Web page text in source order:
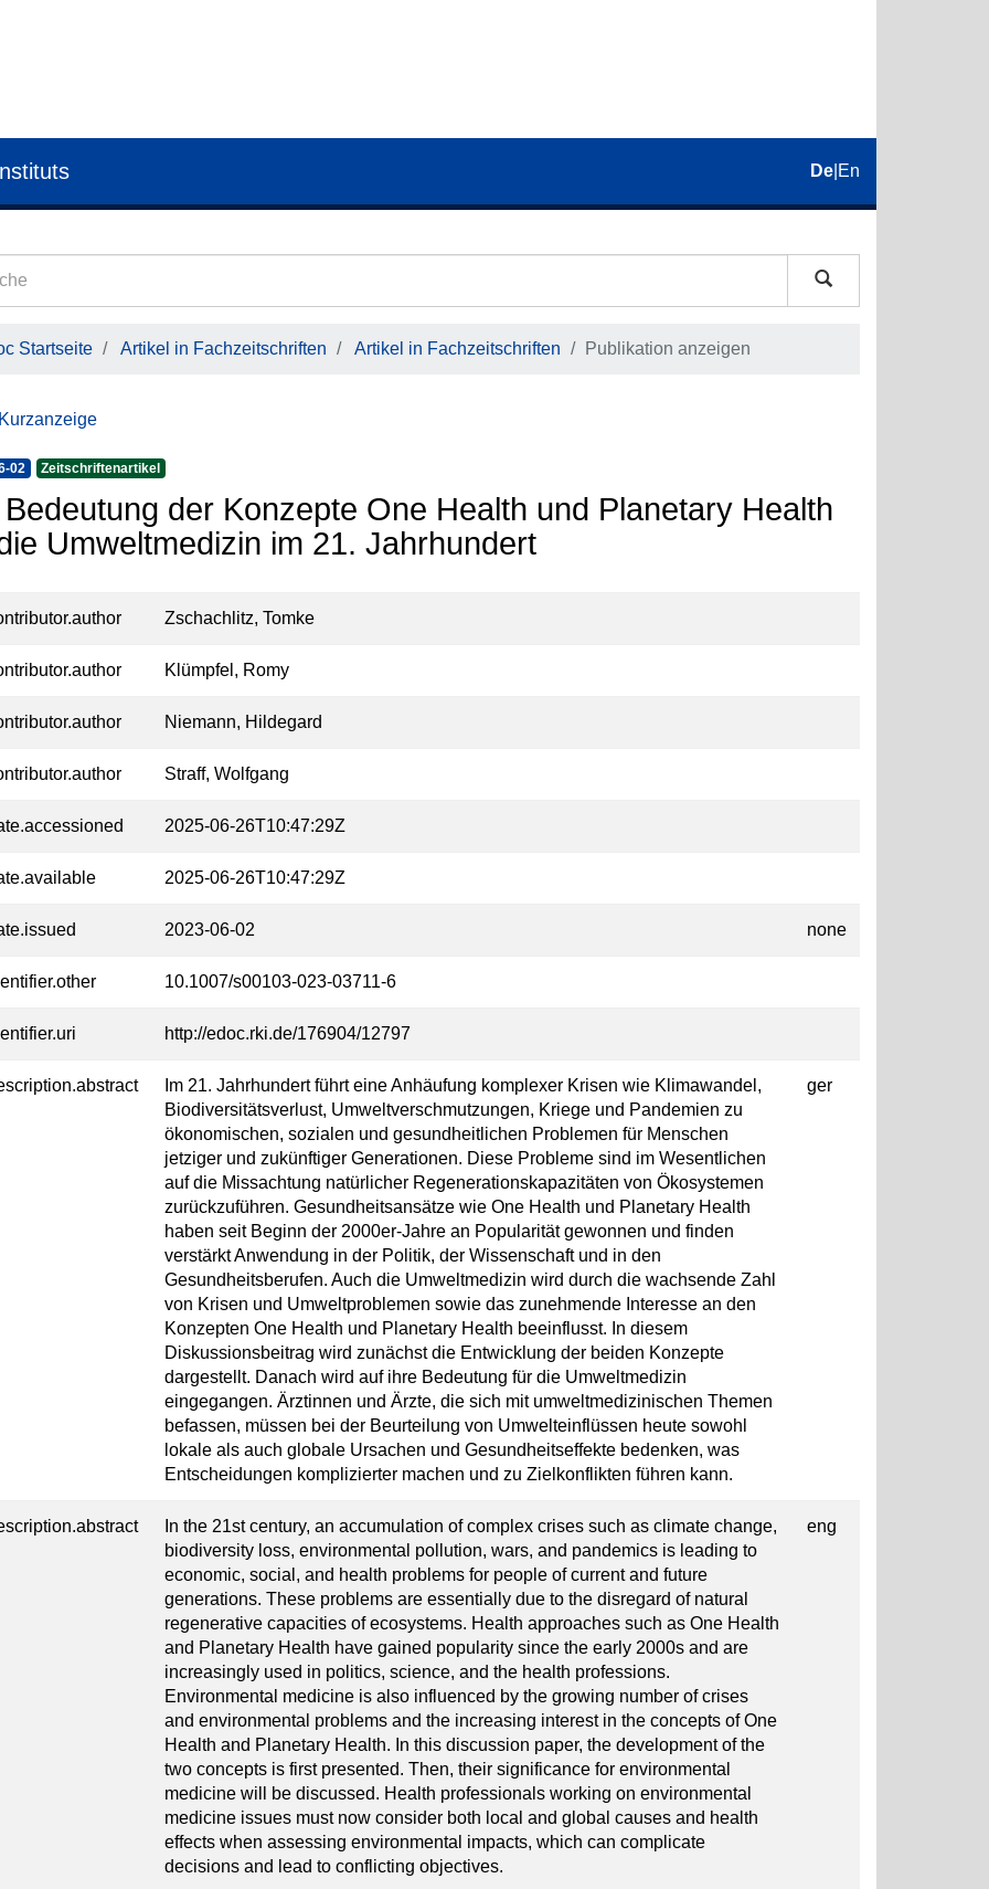
De En
Startseite Artikel in Fachzeitschriften Artikel in Fachzeitschriften Publikation anzeigen
02 Zeitschriftenartikel
Bedeutung der Konzepte One Health und Planetary Health
Umweltmedizin im 21. Jahrhundert
Zschachlitz, Tomke
Klümpfel, Romy
Niemann, Hildegard
Straff, Wolfgang
2025-06-26T10:47:29Z
2025-06-26T10:47:29Z
2023-06-02 none
10.1007/s00103-023-03711-6
http://edoc.rki.de/176904/12797
Im 21. Jahrhundert führt eine Anhäufung komplexer Krisen wie Klimawandel,
Biodiversitätsverlust, Umweltverschmutzungen, Kriege und Pandemien zu
ökonomischen, sozialen und gesundheitlichen Problemen für Menschen
jetziger und zukünftiger Generationen. Diese Probleme sind im Wesentlichen
auf die Missachtung natürlicher Regenerationskapazitäten von Ökosystemen
zurückzuführen. Gesundheitsansätze wie One Health und Planetary Health
haben seit Beginn der 2000er-Jahre an Popularität gewonnen und finden
verstärkt Anwendung in der Politik, der Wissenschaft und in den
Gesundheitsberufen. Auch die Umweltmedizin wird durch die wachsende Zahl
von Krisen und Umweltproblemen sowie das zunehmende Interesse an den
Konzepten One Health und Planetary Health beeinflusst. In diesem
Diskussionsbeitrag wird zunächst die Entwicklung der beiden Konzepte
dargestellt. Danach wird auf ihre Bedeutung für die Umweltmedizin
eingegangen. Ärztinnen und Ärzte, die sich mit umweltmedizinischen Themen
befassen, müssen bei der Beurteilung von Umwelteinflüssen heute sowohl
lokale als auch globale Ursachen und Gesundheitseffekte bedenken, was
Entscheidungen komplizierter machen und zu Zielkonflikten führen kann.
ger
In the 21st century, an accumulation of complex crises such as climate change,
biodiversity loss, environmental pollution, wars, and pandemics is leading to
economic, social, and health problems for people of current and future
generations. These problems are essentially due to the disregard of natural
regenerative capacities of ecosystems. Health approaches such as One Health
and Planetary Health have gained popularity since the early 2000s and are
increasingly used in politics, science, and the health professions.
Environmental medicine is also influenced by the growing number of crises
and environmental problems and the increasing interest in the concepts of One
Health and Planetary Health. In this discussion paper, the development of the
two concepts is first presented. Then, their significance for environmental
medicine will be discussed. Health professionals working on environmental
medicine issues must now consider both local and global causes and health
effects when assessing environmental impacts, which can complicate
decisions and lead to conflicting objectives.
eng